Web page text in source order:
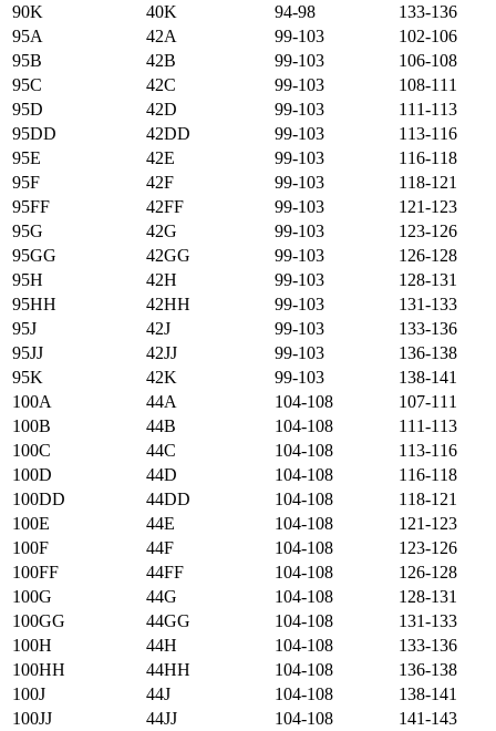
90K
40K 94-98
133-136
95А
42А 99-103
102-106
95B
42B 99-103
106-108
95C
42C 99-103
108-111
95D
42D 99-103
111-113
95DD
42DD 99-103
113-116
95E
42E 99-103
116-118
95F
42F 99-103
118-121
95FF
42FF 99-103
121-123
95G
42G 99-103
123-126
95GG
42GG 99-103
126-128
95H
42H 99-103
128-131
95HH
42HH 99-103
131-133
95J
42J 99-103
133-136
95JJ
42JJ 99-103
136-138
95K
42K 99-103
138-141
100А
44А 104-108
107-111
100B
44B 104-108
111-113
100C
44C 104-108
113-116
100D
44D 104-108
116-118
100DD
44DD 104-108
118-121
100E
44E 104-108
121-123
100F
44F 104-108
123-126
100FF
44FF 104-108
126-128
100G
44G 104-108
128-131
100GG
44GG 104-108
131-133
100H
44H 104-108
133-136
100HH
44HH 104-108
136-138
100J
44J 104-108
138-141
100JJ
44JJ 104-108
141-143